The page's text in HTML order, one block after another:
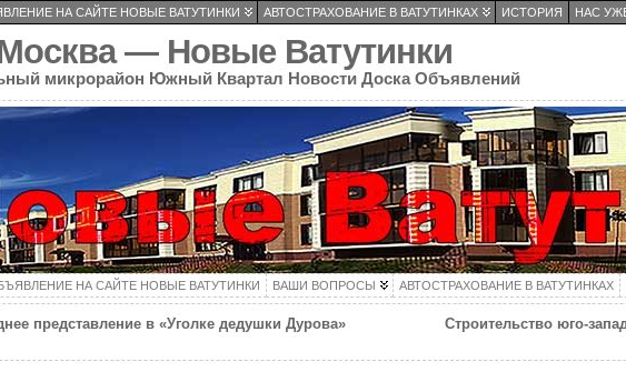
НА САЙТЕ НОВЫЕ ВАТУТИНКИ АВТОСТРАХОВАНИЕ В ВАТУТИНКАХ ИСТОРИЯ НАС
— Новые Ватутинки
микрорайон Южный Квартал Новости Доска Объявлений
НА САЙТЕ НОВЫЕ ВАТУТИНКИ ВАШИ ВОПРОСЫ АВТОСТРАХОВАНИЕ В ВАТУТИНКАХ
представление в «Уголке дедушки Дурова» Строительство юго-